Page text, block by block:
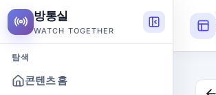
방통실
WATCH TOGETHER
탐색
콘텐츠 홈